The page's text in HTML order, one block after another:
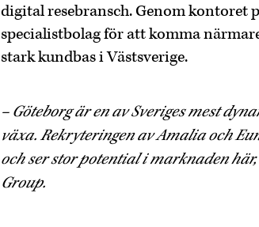
digital resebransch. Genom kontoret
specialistbolag för att komma
stark kundbas i Västsverige.
– Göteborg är en av Sveriges mest
växa. Rekryteringen av Amalia och
och ser stor potential i marknaden
Group.